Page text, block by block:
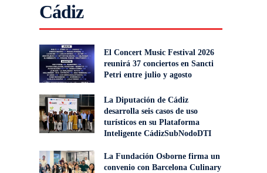
Cádiz
El Concert Music Festival 2026
reunirá 37 conciertos en Sancti
Petri entre julio y agosto
La Diputación de Cádiz
desarrolla seis casos de uso
turísticos en su Plataforma
Inteligente CádizSubNodoDTI
La Fundación Osborne firma un
convenio con Barcelona Culinary